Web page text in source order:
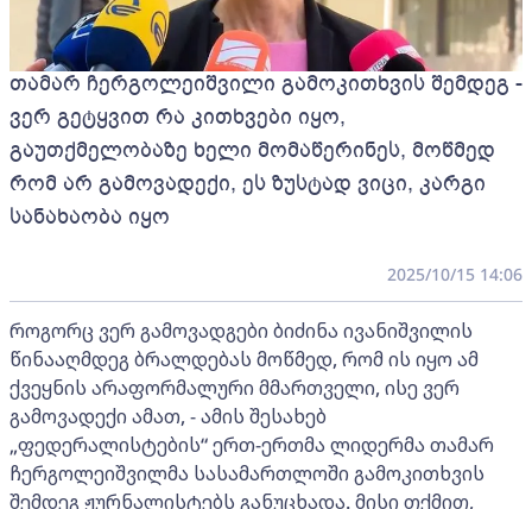
თამარ ჩერგოლეიშვილი გამოკითხვის შემდეგ -
ვერ გეტყვით რა კითხვები იყო,
გაუთქმელობაზე ხელი მომაწერინეს, მოწმედ
რომ არ გამოვადექი, ეს ზუსტად ვიცი, კარგი
სანახაობა იყო
2025/10/15 14:06
როგორც ვერ გამოვადგები ბიძინა ივანიშვილის
წინააღმდეგ ბრალდებას მოწმედ, რომ ის იყო ამ
ქვეყნის არაფორმალური მმართველი, ისე ვერ
გამოვადექი ამათ, - ამის შესახებ
„ფედერალისტების“ ერთ-ერთმა ლიდერმა თამარ
ჩერგოლეიშვილმა სასამართლოში გამოკითხვის
შემდეგ ჟურნალისტებს განუცხადა. მისი თქმით,